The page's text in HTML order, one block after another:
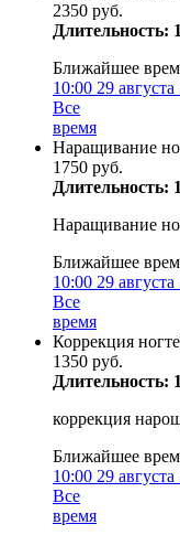
2350 руб.
Длительность:
Ближайшее
10:00 29 августа
Все
время
Наращивание
1750 руб.
Длительность:
Наращивание
Ближайшее
10:00 29 августа
Все
время
Коррекция
1350 руб.
Длительность:
коррекция
Ближайшее
10:00 29 августа
Все
время